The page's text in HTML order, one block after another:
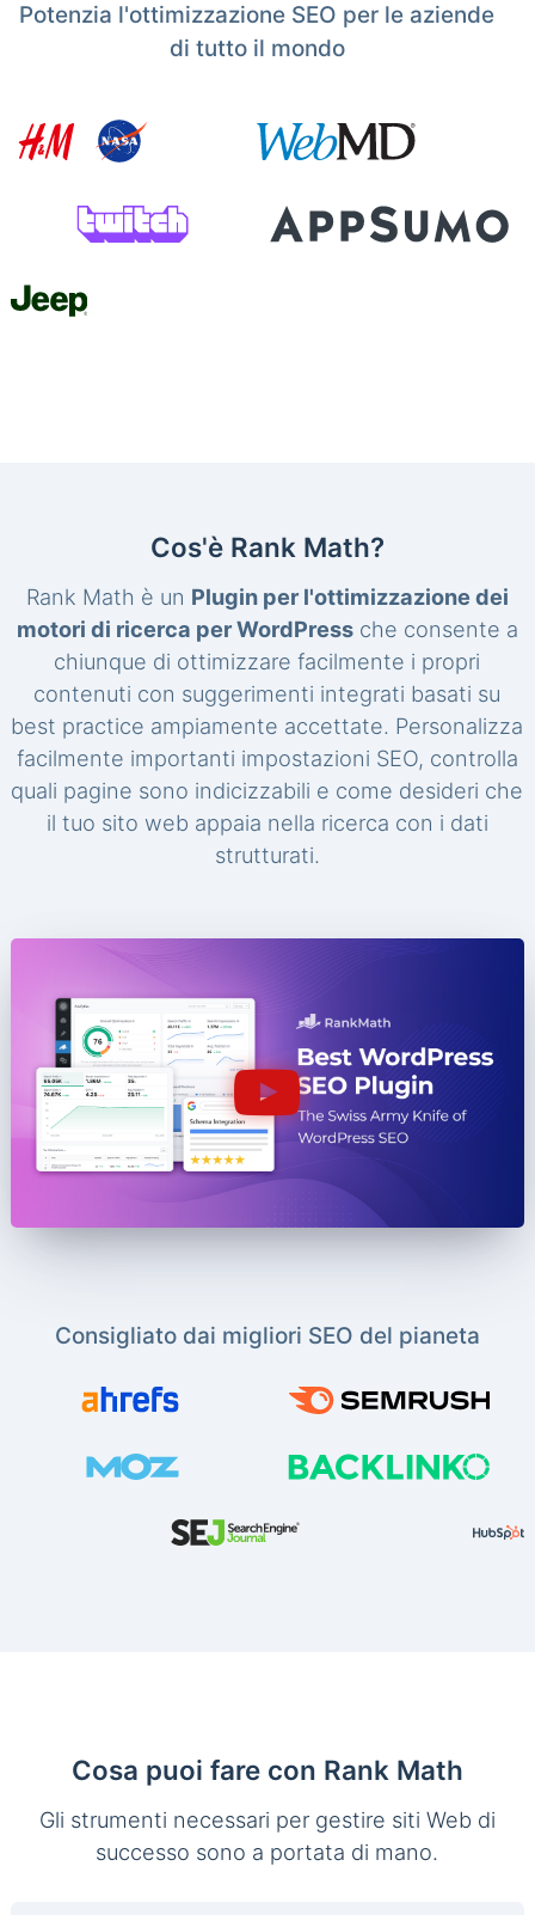
Potenzia l'ottimizzazione SEO per le aziende
di tutto il mondo
Cos'è Rank Math?
Rank Math è un Plugin per l'ottimizzazione dei
motori di ricerca per WordPressche consente a
chiunque di ottimizzare facilmente i propri
contenuti con suggerimenti integrati basati su
best practice ampiamente accettate. Personalizza
facilmente importanti impostazioni SEO, controlla
quali pagine sono indicizzabili e come desideri che
il tuo sito web appaia nella ricerca con i dati
strutturati.
Consigliato dai migliori SEO del pianeta
Cosa puoi fare con Rank Math
Gli strumenti necessari per gestire siti Web di
successo sono a portata di mano.